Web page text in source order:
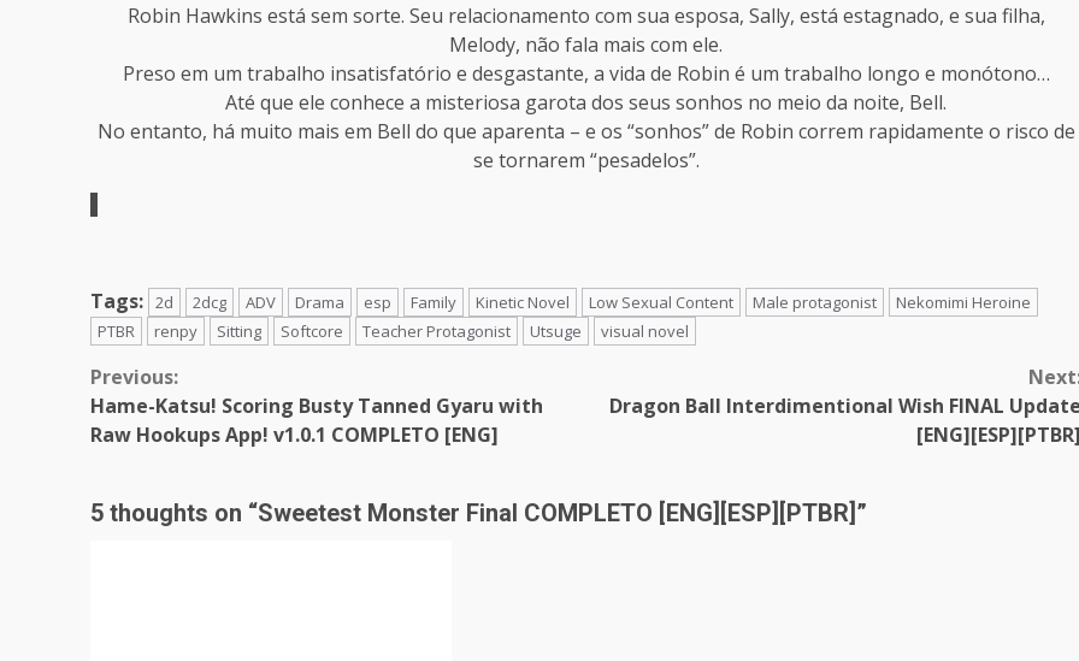
Robin Hawkins está sem sorte. Seu relacionamento com sua esposa, Sally, está estagnado, e sua filha,
Melody, não fala mais com ele.
Preso em um trabalho insatisfatório e desgastante, a vida de Robin é um trabalho longo e monótono…
Até que ele conhece a misteriosa garota dos seus sonhos no meio da noite, Bell.
No entanto, há muito mais em Bell do que aparenta – e os “sonhos” de Robin correm rapidamente o risco de
se tornarem “pesadelos”.
Tags: 2d 2dcg ADV Drama esp Family Kinetic Novel Low Sexual Content Male protagonist
Nekomimi Heroine
PTBR
renpy Sitting Softcore Teacher Protagonist Utsuge visual novel
Continue
Reading
Previous:
Hame-Katsu! Scoring Busty Tanned Gyaru with
Raw Hookups App! v1.0.1 COMPLETO [ENG]
Dragon Ball Interdimentional Wish FINAL
5 thoughts on “Sweetest Monster Final COMPLETO [ENG][ESP][PTBR] ”